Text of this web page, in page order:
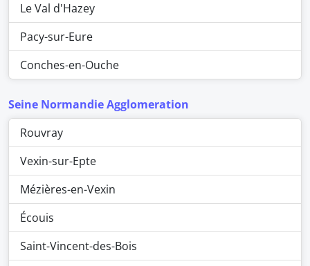
Le Val d'Hazey
Pacy-sur-Eure
Conches-en-Ouche
Seine Normandie Agglomeration
Rouvray
Vexin-sur-Epte
Mézières-en-Vexin
Écouis
Saint-Vincent-des-Bois